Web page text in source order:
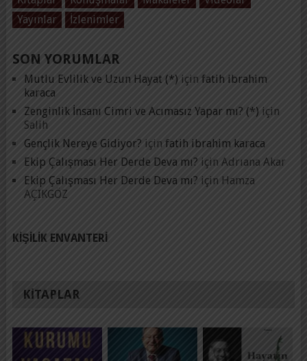
Yayınlar
İzlenimler
SON YORUMLAR
Mutlu Evlilik ve Uzun Hayat (*) için fatih ibrahim
karaca
Zenginlik İnsanı Cimri ve Acımasız Yapar mı? (*) için
Salih
Gençlik Nereye Gidiyor? için fatih ibrahim karaca
Ekip Çalışması Her Derde Deva mı? için Adrıana Akar
Ekip Çalışması Her Derde Deva mı? için Hamza
AÇIKGÖZ
KIŞILIK ENVANTERI
KITAPLAR